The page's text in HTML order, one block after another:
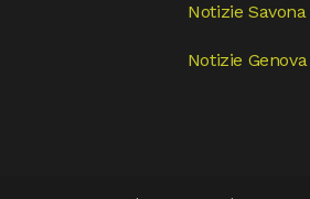
Notizie Savona
Notizie Genova